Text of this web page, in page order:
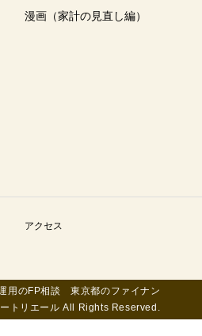
漫画（家計の見直し編）
アクセス
用のFP相談 東京都のファイナン
トリエール All Rights Reserved.